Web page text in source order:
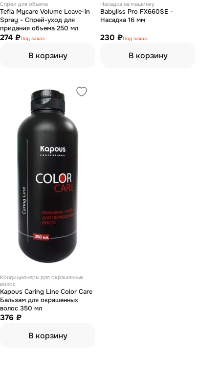
Спреи для объема
Tefia Mycare Volume Leave-in
Spray - Спрей-уход для
придания объема 250 мл
274 ₽Под заказ
В корзину
Насадка на машинку
Babyliss Pro FX660SE -
Насадка 16 мм
230 ₽Под заказ
В корзину
Кондиционеры для окрашенных
волос
Kapous Caring Line Color Care
Бальзам для окрашенных
волос 350 мл
376 ₽
В корзину